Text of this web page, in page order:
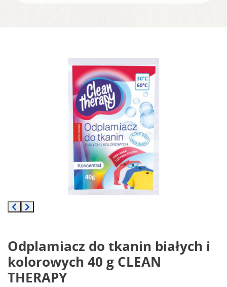
Odplamiacz do tkanin białych i
kolorowych 40 g CLEAN
THERAPY